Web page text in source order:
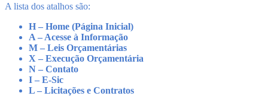
A lista dos atalhos são:
H – Home (Página Inicial)
A – Acesse à Informação
M – Leis Orçamentárias
X – Execução Orçamentária
N – Contato
I – E-Sic
L – Licitações e Contratos